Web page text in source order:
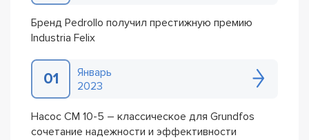
Бренд Pedrollo получил престижную премию
Industria Felix
01
Январь
2023
Насос CM 10-5 – классическое для Grundfos
сочетание надежности и эффективности